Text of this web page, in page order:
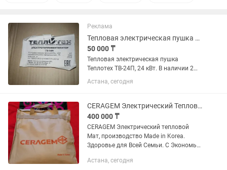
Реклама
Тепловая электрическая пушка Теплотех
50 000 ₸
Тепловая электрическая пушка
Теплотех ТВ-24П, 24 кВт. В наличии 2
шт. 1 новый
Астана, сегодня
CERAGEM Электрический Тепловой Мат. НОВЫЙ- ОРИГИНАЛ.
400 000 ₸
CERAGEM Электрический тепловой
Мат, производство Made in Korea.
Здоровье для Всей Семьи. С Экономь
Новый, Оriginal -ОРИГИНАЛ
Астана, сегодня